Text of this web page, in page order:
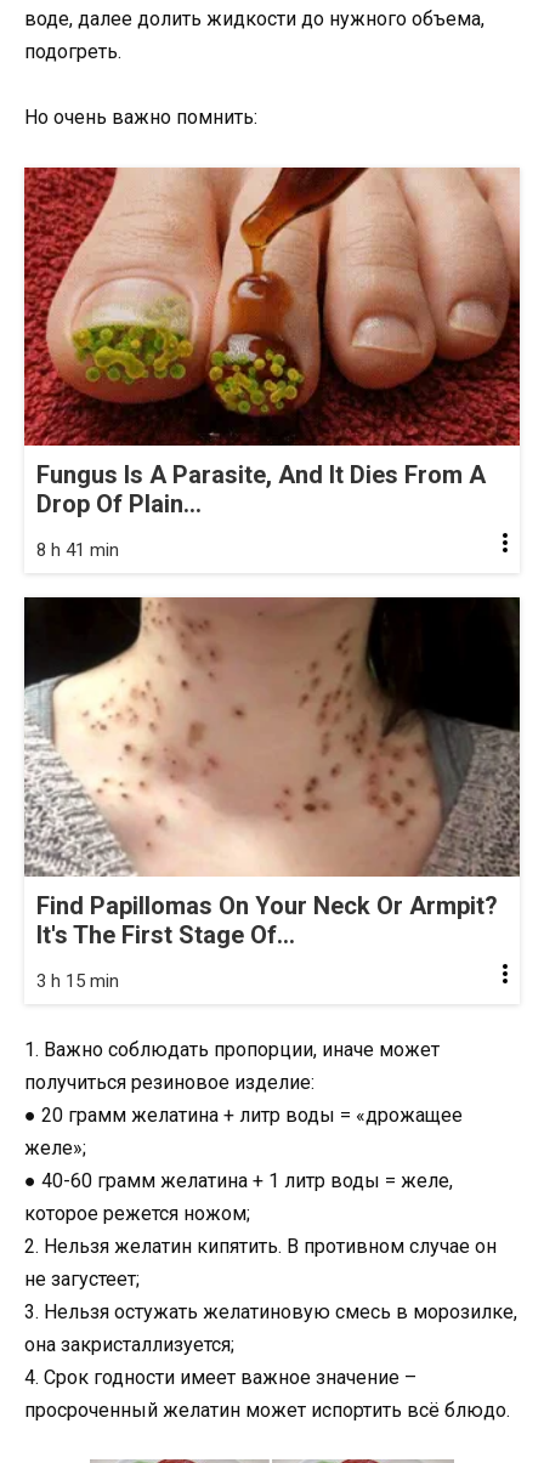
воде, далее долить жидкости до нужного объема,
подогреть.
Но очень важно помнить:
Fungus Is A Parasite, And It Dies From A
Drop Of Plain...
8 h 41 min
Find Papillomas On Your Neck Or Armpit?
It's The First Stage Of...
3 h 15 min
1. Важно соблюдать пропорции, иначе может
получиться резиновое изделие:
● 20 грамм желатина + литр воды = «дрожащее
желе»;
● 40-60 грамм желатина + 1 литр воды = желе,
которое режется ножом;
2. Нельзя желатин кипятить. В противном случае он
не загустеет;
3. Нельзя остужать желатиновую смесь в морозилке,
она закристаллизуется;
4. Срок годности имеет важное значение –
просроченный желатин может испортить всё блюдо.